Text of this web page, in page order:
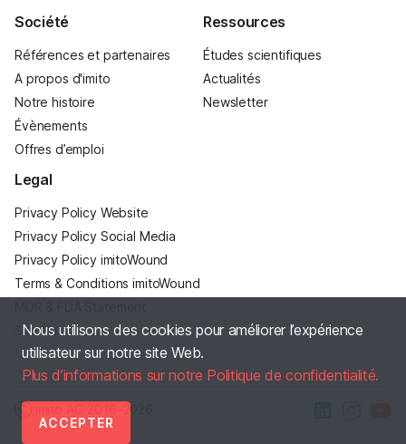
Nous utilisons des cookies pour améliorer l’expérience
utilisateur sur notre site Web.
Plus d’informations sur notre Politique de confidentialité.
ACCEPTER
Société
Références et partenaires
A propos d'imito
Notre histoire
Évènements
Offres d’emploi
Ressources
Études scientifiques
Actualités
Newsletter
Legal
Privacy Policy Website
Privacy Policy Social Media
Privacy Policy imitoWound
Terms & Conditions imitoWound
Site Notice
Ⓒ imito AG 2016–2026